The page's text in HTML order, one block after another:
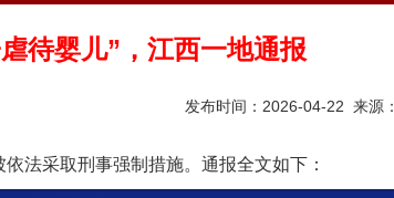
待婴儿”，江西一地通报
发布时间：2026-04-22 来源：
采取刑事强制措施。通报全文如下：